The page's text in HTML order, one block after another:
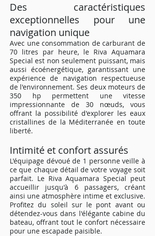
Des caractéristiques
exceptionnelles pour une
navigation unique
Avec une consommation de carburant de
70 litres par heure, le Riva Aquamara
Special est non seulement puissant, mais
aussi écoénergétique, garantissant une
expérience de navigation respectueuse
de l'environnement. Ses deux moteurs de
350 hp permettent une vitesse
impressionnante de 30 nœuds, vous
offrant la possibilité d'explorer les eaux
cristallines de la Méditerranée en toute
liberté.
Intimité et confort assurés
L'équipage dévoué de 1 personne veille à
ce que chaque détail de votre voyage soit
parfait. Le Riva Aquamara Special peut
accueillir jusqu'à 6 passagers, créant
ainsi une atmosphère intime et exclusive.
Profitez du soleil sur le pont avant ou
détendez-vous dans l'élégante cabine du
bateau, offrant tout le confort nécessaire
pour une escapade paisible.